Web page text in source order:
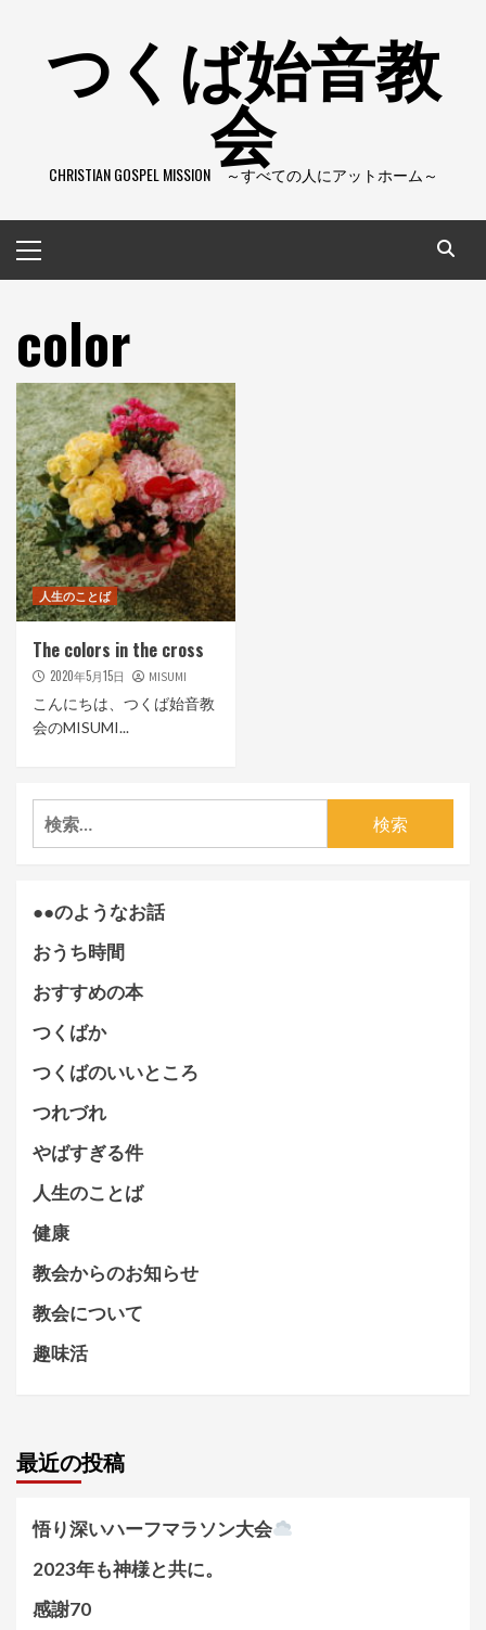
つくば始音教
会
CHRISTIAN GOSPEL MISSION ～すべての人にアットホーム～
イ
ン
ニ
ュ
ー
color
人生のことば
The colors in the cross
2020年5月15日 MISUMI
こんにちは、つくば始音教
会のMISUMI...
検
索:
●●のようなお話
おうち時間
おすすめの本
つくばか
つくばのいいところ
つれづれ
やばすぎる件
人生のことば
健康
教会からのお知らせ
教会について
趣味活
最近の投稿
悟り深いハーフマラソン大会
2023年も神様と共に。
感謝70